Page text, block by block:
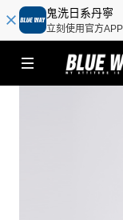
鬼洗日系丹寧
立刻使用官方APP